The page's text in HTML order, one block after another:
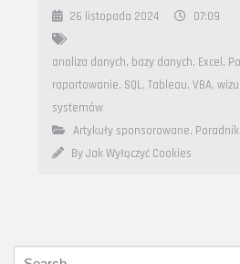
26 listopada 2024 07:09
analiza danych, bazy danych, Excel ,
raportowanie, SQL, Tableau, VBA,
systemów
Artykuły sponsorowane,
By Jak Wyłączyć Cookies